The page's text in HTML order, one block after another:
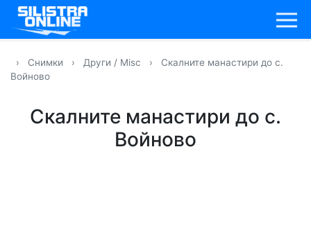
› Снимки › Други / Misc ›
Скалните манастири до с.
Войново
Скалните манастири до с.
Войново